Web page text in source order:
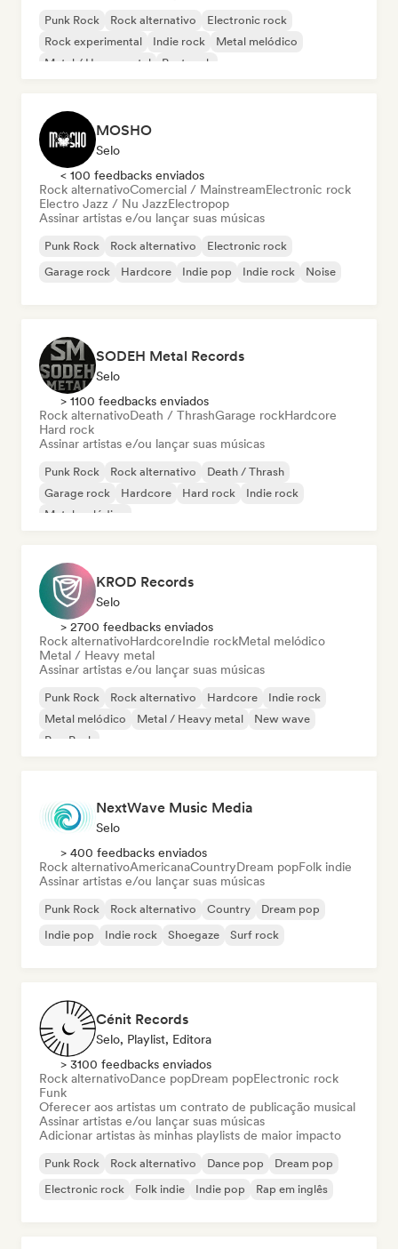
Punk Rock Rock alternativo
Electronic rock
Rock experimental
Indie rock
Metal melódico
Metal / Heavy metal
Post rock
MOSHO
Selo
< 100 feedbacks enviados
Rock alternativoComercial / MainstreamElectronic rock
Electro Jazz / Nu JazzElectropop
Assinar artistas e/ou lançar suas músicas
Punk Rock Rock alternativo
Electronic rock
Garage rock
Hardcore Indie pop Indie rock Noise
SODEH Metal Records
Selo
> 1100 feedbacks enviados
Rock alternativoDeath / ThrashGarage rockHardcore
Hard rock
Assinar artistas e/ou lançar suas músicas
Punk Rock Rock alternativo
Death / Thrash
Garage rock
Hardcore Hard rock
Indie rock
Metal melódico
KROD Records
Selo
> 2700 feedbacks enviados
Rock alternativoHardcoreIndie rockMetal melódico
Metal / Heavy metal
Assinar artistas e/ou lançar suas músicas
Punk Rock Rock alternativo Hardcore
Indie rock
Metal melódico
Metal / Heavy metal
New wave
Pop Punk
NextWave Music Media
Selo
> 400 feedbacks enviados
Rock alternativoAmericanaCountryDream popFolk indie
Assinar artistas e/ou lançar suas músicas
Punk Rock Rock alternativo Country
Dream pop
Indie pop
Indie rock Shoegaze Surf rock
Cénit Records
Selo, Playlist, Editora
> 3100 feedbacks enviados
Rock alternativoDance popDream popElectronic rock
Funk
Oferecer aos artistas um contrato de publicação musical
Assinar artistas e/ou lançar suas músicas
Adicionar artistas às minhas playlists de maior impacto
Punk Rock Rock alternativo Dance pop
Dream pop
Electronic rock
Folk indie Indie pop Rap em inglês